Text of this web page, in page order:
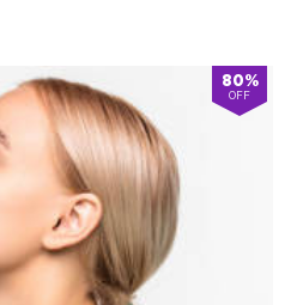
80%
OFF